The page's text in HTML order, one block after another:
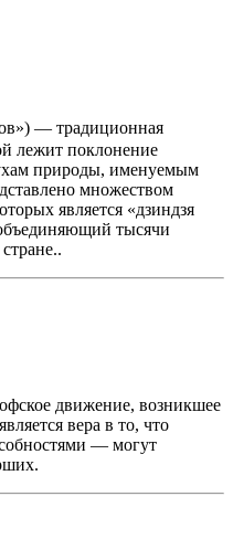
— традиционная
лежит поклонение
природы, именуемым
множеством
является «дзиндзя
тысячи
движение, возникшее
вера в то, что
— могут